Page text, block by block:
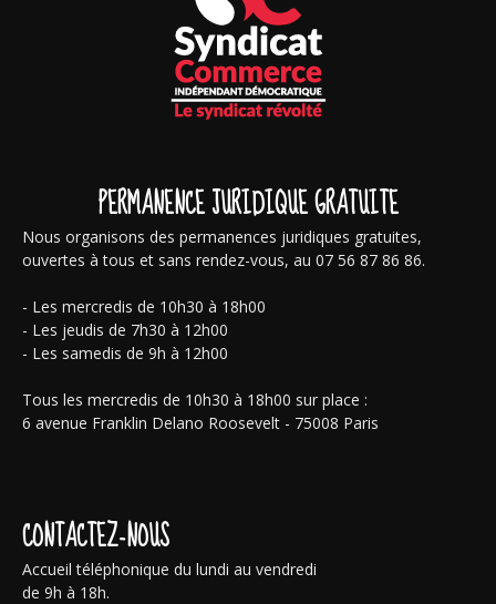
PERMANENCE JURIDIQUE GRATUITE
Nous organisons des permanences juridiques gratuites,
ouvertes à tous et sans rendez-vous, au 07 56 87 86 86.
- Les mercredis de 10h30 à 18h00
- Les jeudis de 7h30 à 12h00
- Les samedis de 9h à 12h00
Tous les mercredis de 10h30 à 18h00 sur place :
6 avenue Franklin Delano Roosevelt - 75008 Paris
CONTACTEZ-NOUS
Accueil téléphonique du lundi au vendredi
de 9h à 18h.